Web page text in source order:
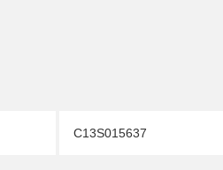
C13S015637